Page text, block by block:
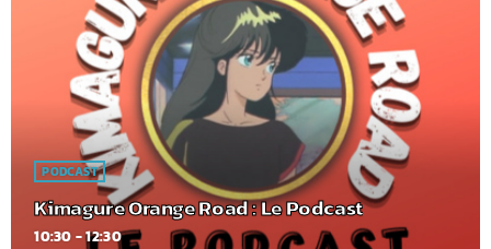
PODCAST
Kimagure Orange Road : Le Podcast
10:30 - 12:30